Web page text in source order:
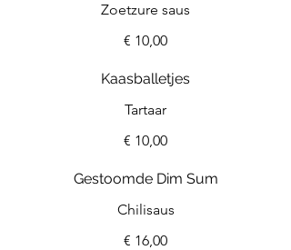
Zoetzure saus
€ 10,00
Kaasballetjes
Tartaar
€ 10,00
Gestoomde Dim Sum
Chilisaus
€ 16,00